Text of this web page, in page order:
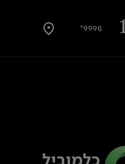
9996*